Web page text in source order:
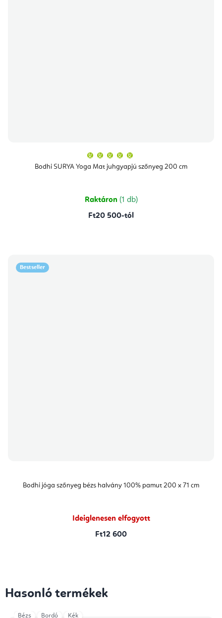
Bodhi SURYA Yoga Mat juhgyapjú szőnyeg 200 cm
átlagos
értékelése
csillag.
Raktáron (1 db)
Ft20 500-tól
Bestseller
Bodhi jóga szőnyeg bézs halvány 100% pamut 200 x 71 cm
Ideiglenesen elfogyott
Ft12 600
Hasonló termékek
Bézs Bordó Kék